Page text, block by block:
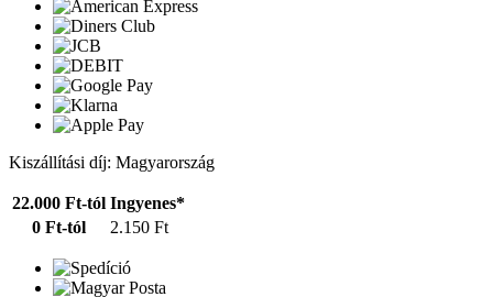
Kiszállítási díj: Magyarország
22.000 Ft-tól Ingyenes*
0 Ft-tól
2.150 Ft